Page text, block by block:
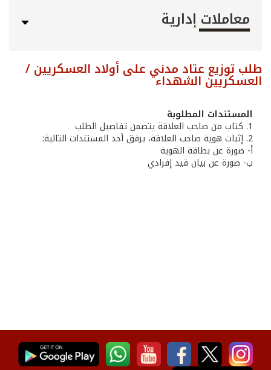
معاملات إدارية
طلب توزيع عتاد مدني على أولاد العسكريين /
العسكريين الشهداء
المستندات المطلوبة
1. كتاب من صاحب العلاقة يتضمن تفاصيل الطلب
2. إثبات هوية صاحب العلاقة، يرفق أحد المستندات التالية:
أ- صورة عن بطاقة الهوية
ب‌- صورة عن بيان قيد إفرادي